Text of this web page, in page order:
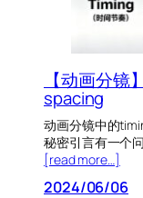
【动画分镜
spacing
动画分镜中的
秘密引言有一个
[read more…]
2024/06/06